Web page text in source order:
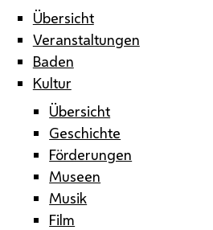
Übersicht
Veranstaltungen
Baden
Kultur
Übersicht
Geschichte
Förderungen
Museen
Musik
Film